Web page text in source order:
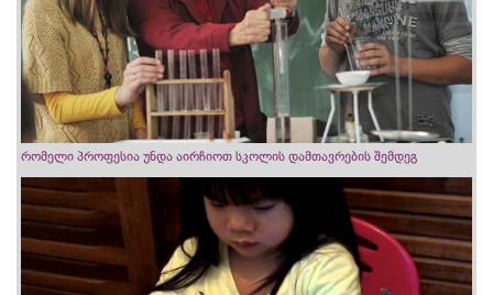
რომელი პროფესია უნდა აირჩიოთ სკოლის დამთავრების შემდეგ